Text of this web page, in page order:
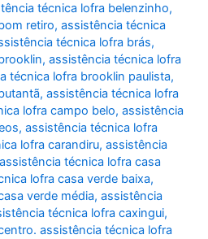
técnica lofra belenzinho,
retiro,assistência técnica
técnica lofra brás,
,assistência técnica lofra
técnica lofra brooklin paulista,
,assistência técnica lofra
lofra campo belo,assistência
,assistência técnica lofra
lofra carandiru,assistência
assistência técnica lofra casa
lofra casa verde baixa,
verde média,assistência
técnica lofra caxingui,
assistência técnica lofra